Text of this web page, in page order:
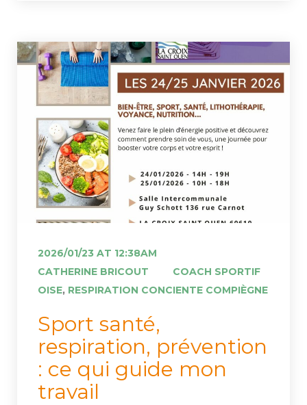
2026/01/23 AT 12:38AM
CATHERINE BRICOUT
COACH SPORTIF
OISE, RESPIRATION CONCIENTE COMPIÈGNE
Sport santé,
respiration, prévention
: ce qui guide mon
travail